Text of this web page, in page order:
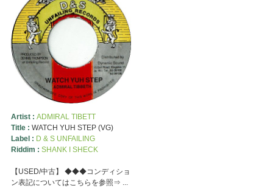
Artist : ADMIRAL TIBETT
Title : WATCH YUH STEP (VG)
Label : D & S UNFAILING
Riddim : SHANK I SHECK
【USED/中古】 ◆◆◆コンディショ
ン表記についてはこちらを参照⇒ ...